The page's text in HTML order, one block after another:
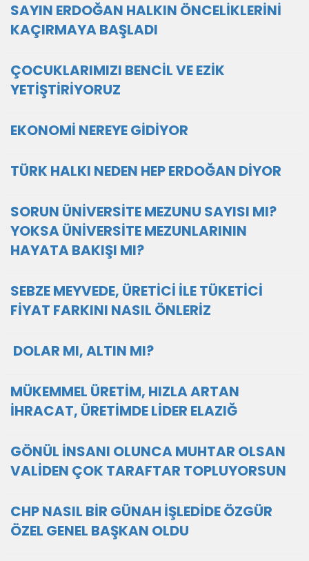
SAYIN ERDOĞAN HALKIN ÖNCELİKLERİNİ
KAÇIRMAYA BAŞLADI
ÇOCUKLARIMIZI BENCİL VE EZİK
YETİŞTİRİYORUZ
EKONOMİ NEREYE GİDİYOR
TÜRK HALKI NEDEN HEP ERDOĞAN DİYOR
SORUN ÜNİVERSİTE MEZUNU SAYISI MI?
YOKSA ÜNİVERSİTE MEZUNLARININ
HAYATA BAKIŞI MI?
SEBZE MEYVEDE, ÜRETİCİ İLE TÜKETİCİ
FİYAT FARKINI NASIL ÖNLERİZ
DOLAR MI, ALTIN MI?
MÜKEMMEL ÜRETİM, HIZLA ARTAN
İHRACAT, ÜRETİMDE LİDER ELAZIĞ
GÖNÜL İNSANI OLUNCA MUHTAR OLSAN
VALİDEN ÇOK TARAFTAR TOPLUYORSUN
CHP NASIL BİR GÜNAH İŞLEDİDE ÖZGÜR
ÖZEL GENEL BAŞKAN OLDU